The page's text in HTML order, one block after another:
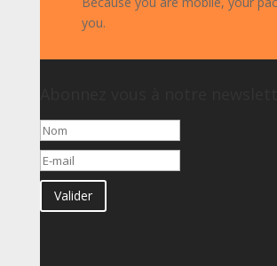
you.
Valider